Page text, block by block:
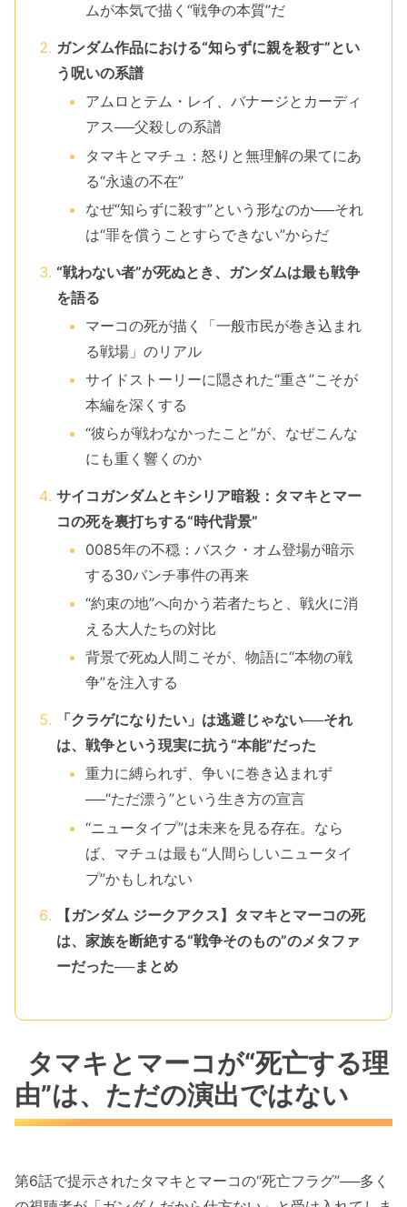
ムが本気で描く“戦争の本質”だ
ガンダム作品における“知らずに親を殺す”とい
う呪いの系譜
アムロとテム・レイ、バナージとカーディ
アス──父殺しの系譜
タマキとマチュ：怒りと無理解の果てにあ
る“永遠の不在”
なぜ“知らずに殺す”という形なのか──それ
は“罪を償うことすらできない”からだ
“戦わない者”が死ぬとき、ガンダムは最も戦争
を語る
マーコの死が描く「一般市民が巻き込まれ
る戦場」のリアル
サイドストーリーに隠された“重さ”こそが
本編を深くする
“彼らが戦わなかったこと”が、なぜこんな
にも重く響くのか
サイコガンダムとキシリア暗殺：タマキとマー
コの死を裏打ちする“時代背景”
0085年の不穏：バスク・オム登場が暗示
する30バンチ事件の再来
“約束の地”へ向かう若者たちと、戦火に消
える大人たちの対比
背景で死ぬ人間こそが、物語に“本物の戦
争”を注入する
「クラゲになりたい」は逃避じゃない──それ
は、戦争という現実に抗う“本能”だった
重力に縛られず、争いに巻き込まれず
──“ただ漂う”という生き方の宣言
“ニュータイプ”は未来を見る存在。なら
ば、マチュは最も“人間らしいニュータイ
プ”かもしれない
【ガンダム ジークアクス】タマキとマーコの死
は、家族を断絶する“戦争そのもの”のメタファ
ーだった──まとめ
タマキとマーコが“死亡する理
由”は、ただの演出ではない
第6話で提示されたタマキとマーコの“死亡フラグ”──多く